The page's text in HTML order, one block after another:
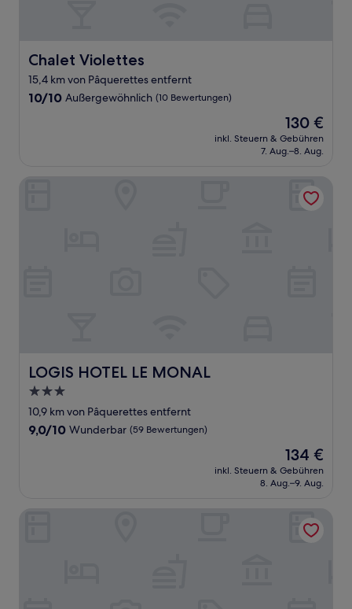
Chalet Violettes
Chalet Violettes
15,4 km von Pâquerettes entfernt
10.0
10/10 Außergewöhnlich (10 Bewertungen)
Der
Preis
beträgt
130 €
inkl. Steuern & Gebühren
7. Aug.–8. Aug.
LOGIS HOTEL LE MONAL
LOGIS HOTEL LE MONAL
3.0-
Sterne-
Unterkunft
10,9 km von Pâquerettes entfernt
9.0
9,0/10 Wunderbar (59 Bewertungen)
Der
Preis
beträgt
134 €
inkl. Steuern & Gebühren
8. Aug.–9. Aug.